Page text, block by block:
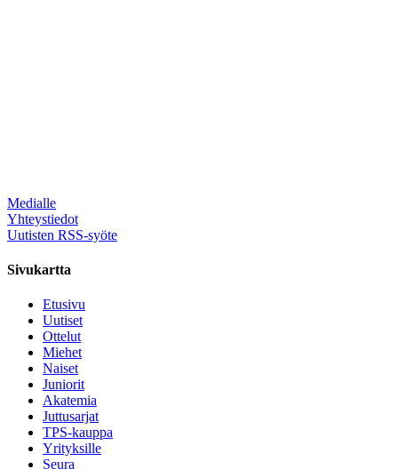
Medialle
Yhteystiedot
Uutisten RSS-syöte
Sivukartta
Etusivu
Uutiset
Ottelut
Miehet
Naiset
Juniorit
Akatemia
Juttusarjat
TPS-kauppa
Yrityksille
Seura